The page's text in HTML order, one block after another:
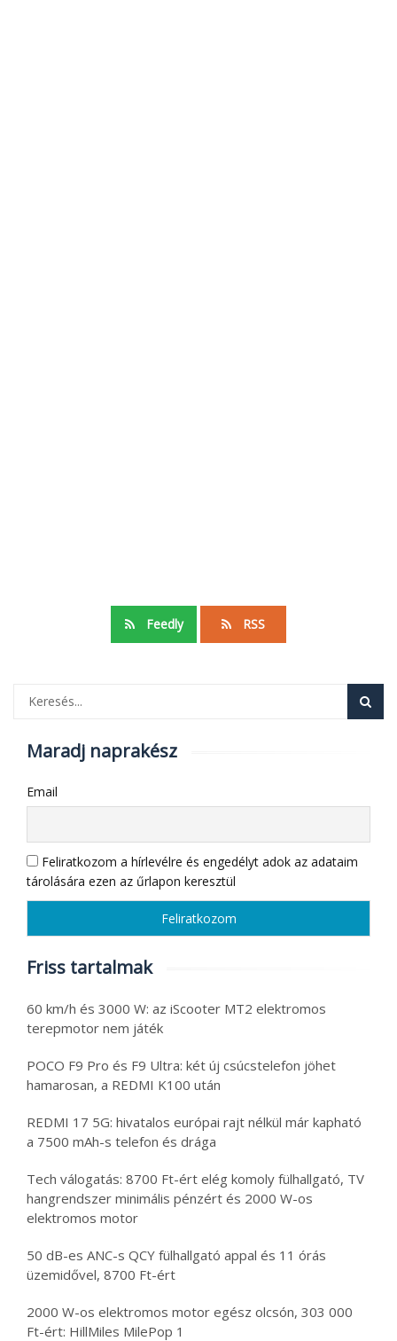
Feedly RSS
Maradj naprakész
Email
Feliratkozom a hírlevélre és engedélyt adok az adataim
tárolására ezen az űrlapon keresztül
Friss tartalmak
60 km/h és 3000 W: az iScooter MT2 elektromos
terepmotor nem játék
POCO F9 Pro és F9 Ultra: két új csúcstelefon jöhet
hamarosan, a REDMI K100 után
REDMI 17 5G: hivatalos európai rajt nélkül már kapható
a 7500 mAh-s telefon és drága
Tech válogatás: 8700 Ft-ért elég komoly fülhallgató, TV
hangrendszer minimális pénzért és 2000 W-os
elektromos motor
50 dB-es ANC-s QCY fülhallgató appal és 11 órás
üzemidővel, 8700 Ft-ért
2000 W-os elektromos motor egész olcsón, 303 000
Ft-ért: HillMiles MilePop 1